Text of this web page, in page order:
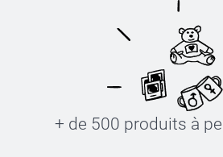
+ de 500 produits à